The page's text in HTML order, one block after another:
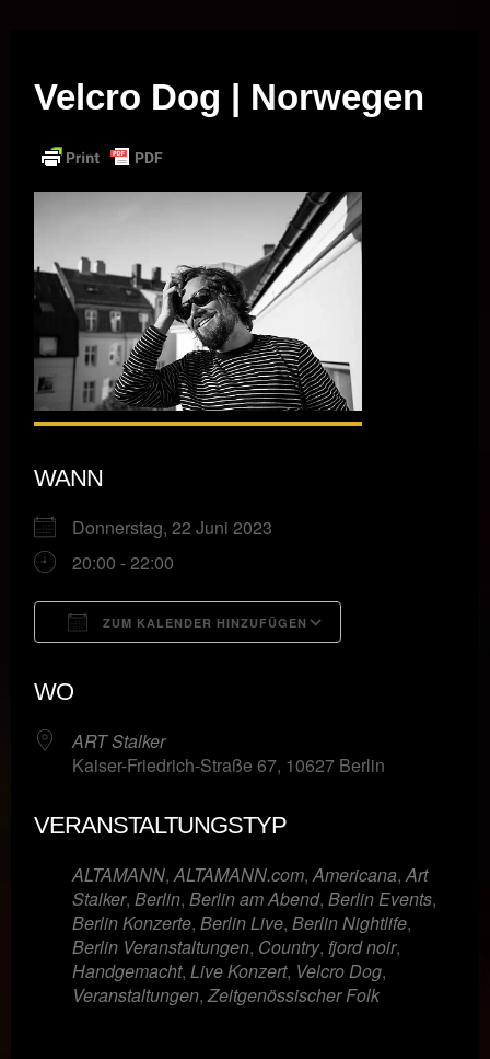
Velcro Dog | Norwegen
WANN
Donnerstag, 22 Juni 2023
20:00 - 22:00
ZUM KALENDER HINZUFÜGEN
WO
ART Stalker
Kaiser-Friedrich-Straße 67, 10627 Berlin
VERANSTALTUNGSTYP
ALTAMANN,ALTAMANN.com,Americana,Art
Stalker, Berlin, Berlin am Abend, Berlin Events,
Berlin Konzerte, Berlin Live, Berlin Nightlife,
Berlin Veranstaltungen, Country, fjord noir,
Handgemacht, Live Konzert, Velcro Dog,
Veranstaltungen,Zeitgenössischer Folk